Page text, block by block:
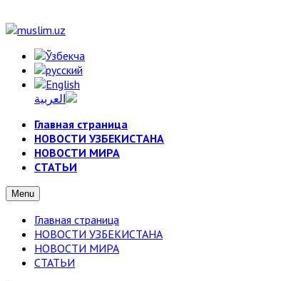
Главная страница
НОВОСТИ УЗБЕКИСТАНА
НОВОСТИ МИРА
СТАТЬИ
Menu
Главная страница
НОВОСТИ УЗБЕКИСТАНА
НОВОСТИ МИРА
СТАТЬИ